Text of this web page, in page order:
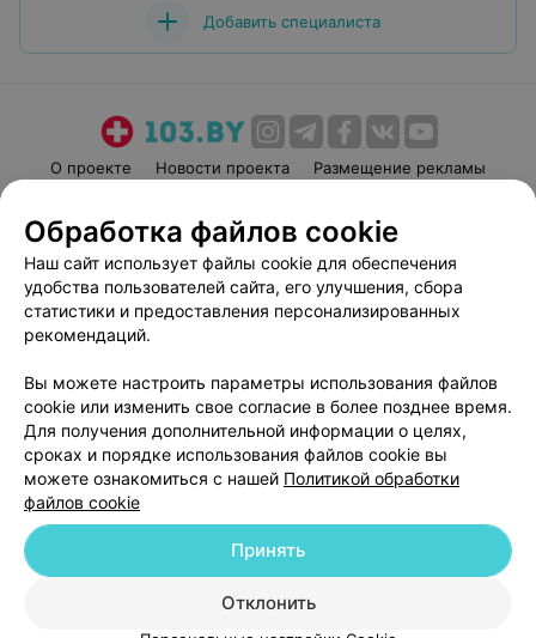
Добавить специалиста
О проекте Новости проекта
Размещение рекламы
Пользовательское соглашение
Способы оплаты
Вакансии
Партнеры
Написать руководителю 103.by
Обработка персональных данных
© 2026 ООО «Артокс Лаб», УНП 191700409
| 220012, Республика Беларусь,
г. Минск, улица Толбухина, 2, пом. 16 | help@103.by
Служба поддержки +375 291212755
Обработка файлов cookie
Наш сайт использует файлы cookie для обеспечения
удобства пользователей сайта, его улучшения, сбора
статистики и предоставления персонализированных
рекомендаций.
Вы можете настроить параметры использования файлов
cookie или изменить свое согласие в более позднее время.
Для получения дополнительной информации о целях,
сроках и порядке использования файлов cookie вы
можете ознакомиться с нашей Политикой обработки
файлов cookie
Отклонить
Принять